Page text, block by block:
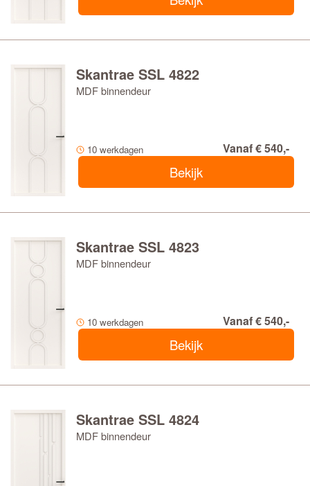
Skantrae SSL 4822
MDF binnendeur
10 werkdagen Vanaf € 540,-
Bekijk
Skantrae SSL 4823
MDF binnendeur
10 werkdagen Vanaf € 540,-
Bekijk
Skantrae SSL 4824
MDF binnendeur